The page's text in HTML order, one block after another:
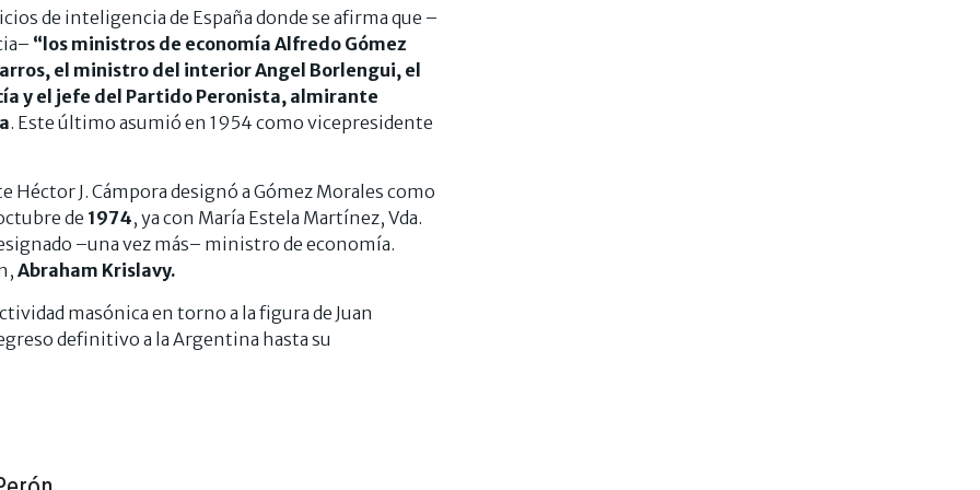
de inteligencia de España donde se afirma que –
“los ministros de economía Alfredo Gómez
el ministro del interior Angel Borlengui, el
y el jefe del Partido Peronista, almirante
. Este último asumió en 1954 como vicepresidente
Héctor J. Cámpora designó a Gómez Morales como
de 1974, ya con María Estela Martínez, Vda.
–una vez más– ministro de economía.
Abraham Krislavy.
masónica en torno a la figura de Juan
definitivo a la Argentina hasta su